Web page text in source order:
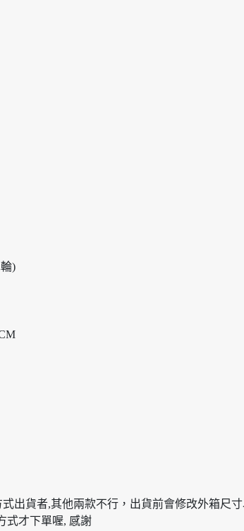
)
出貨者,其他兩款不行，出貨前會修改外箱尺
式才下單喔, 感謝